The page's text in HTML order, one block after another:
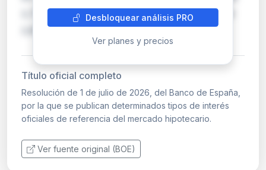
2,798%. El IRS a cinco años se establece en el
2,823%, mientras que el €STR a u…
Desbloquear análisis PRO
Ver planes y precios
Título oficial completo
Resolución de 1 de julio de 2026, del Banco de España,
por la que se publican determinados tipos de interés
oficiales de referencia del mercado hipotecario.
Ver fuente original (BOE)